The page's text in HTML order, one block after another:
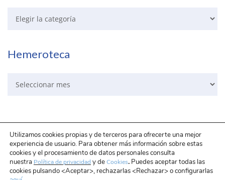
Hemeroteca
Aviso LegalPolítica de protección de datosPolítica de Cookies
Mapa WebEnlaces recomendados
Utilizamos cookies propias y de terceros para ofrecerte una mejor
experiencia de usuario. Para obtener más información sobre estas
cookies y el procesamiento de datos personales consulta
nuestra Política de privacidad y deCookies. Puedes aceptar todas las
cookies pulsando <Aceptar>, rechazarlas <Rechazar> o configurarlas